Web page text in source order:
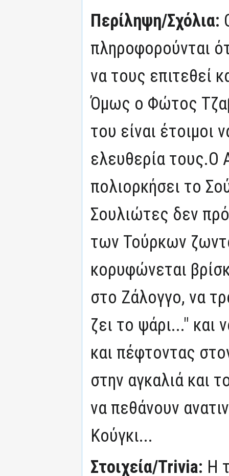
Περίληψη/Σχόλια:
πληροφορούνται
να τους επιτεθεί
Όμως ο Φώτος
του είναι έτοιμοι
ελευθερία τους.Ο
πολιορκήσει το
Σουλιώτες δεν
των Τούρκων
κορυφώνεται
στο Ζάλογγο, να
ζει το ψάρι..." και
και πέφτοντας
στην αγκαλιά και
να πεθάνουν
Κούγκι...
Στοιχεία/Trivia: Η